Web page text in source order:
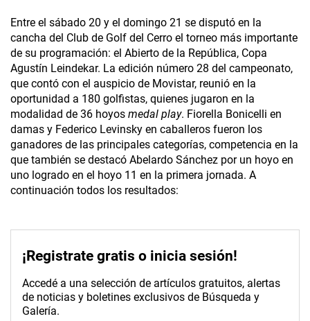
Entre el sábado 20 y el domingo 21 se disputó en la
cancha del Club de Golf del Cerro el torneo más importante
de su programación: el Abierto de la República, Copa
Agustín Leindekar. La edición número 28 del campeonato,
que contó con el auspicio de Movistar, reunió en la
oportunidad a 180 golfistas, quienes jugaron en la
modalidad de 36 hoyos medal play. Fiorella Bonicelli en
damas y Federico Levinsky en caballeros fueron los
ganadores de las principales categorías, competencia en la
que también se destacó Abelardo Sánchez por un hoyo en
uno logrado en el hoyo 11 en la primera jornada. A
continuación todos los resultados:
¡Registrate gratis o inicia sesión!
Accedé a una selección de artículos gratuitos, alertas
de noticias y boletines exclusivos de Búsqueda y
Galería.